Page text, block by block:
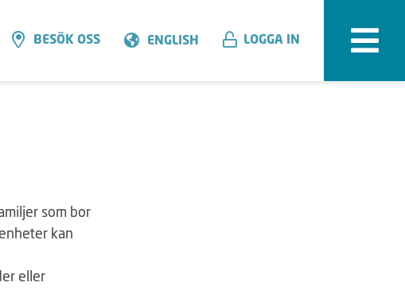
BESÖK OSS ENGLISH LOGGA IN
som bor
kan
eller